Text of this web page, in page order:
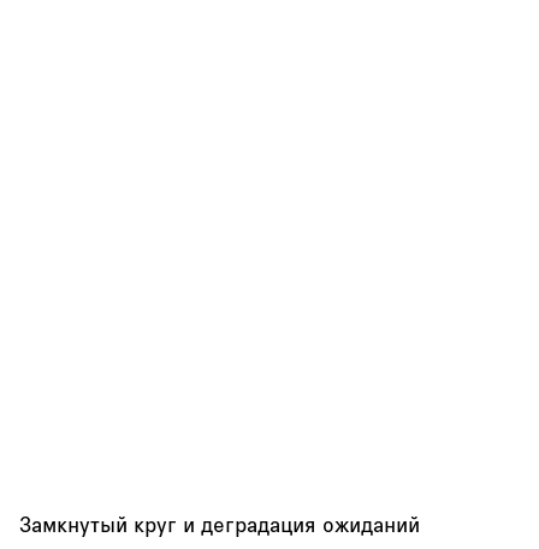
Замкнутый круг и деградация ожиданий